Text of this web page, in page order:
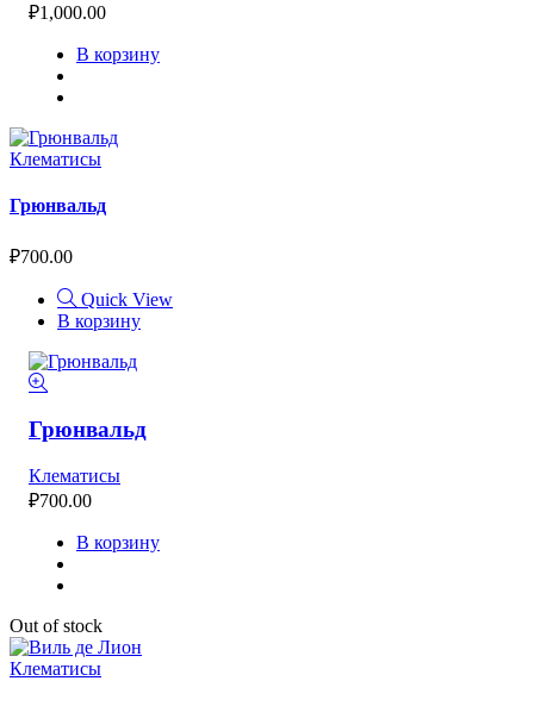
₽1,000.00
В корзину
Клематисы
Грюнвальд
₽700.00
Quick View
В корзину
Грюнвальд
Клематисы
₽700.00
В корзину
Out of stock
Клематисы